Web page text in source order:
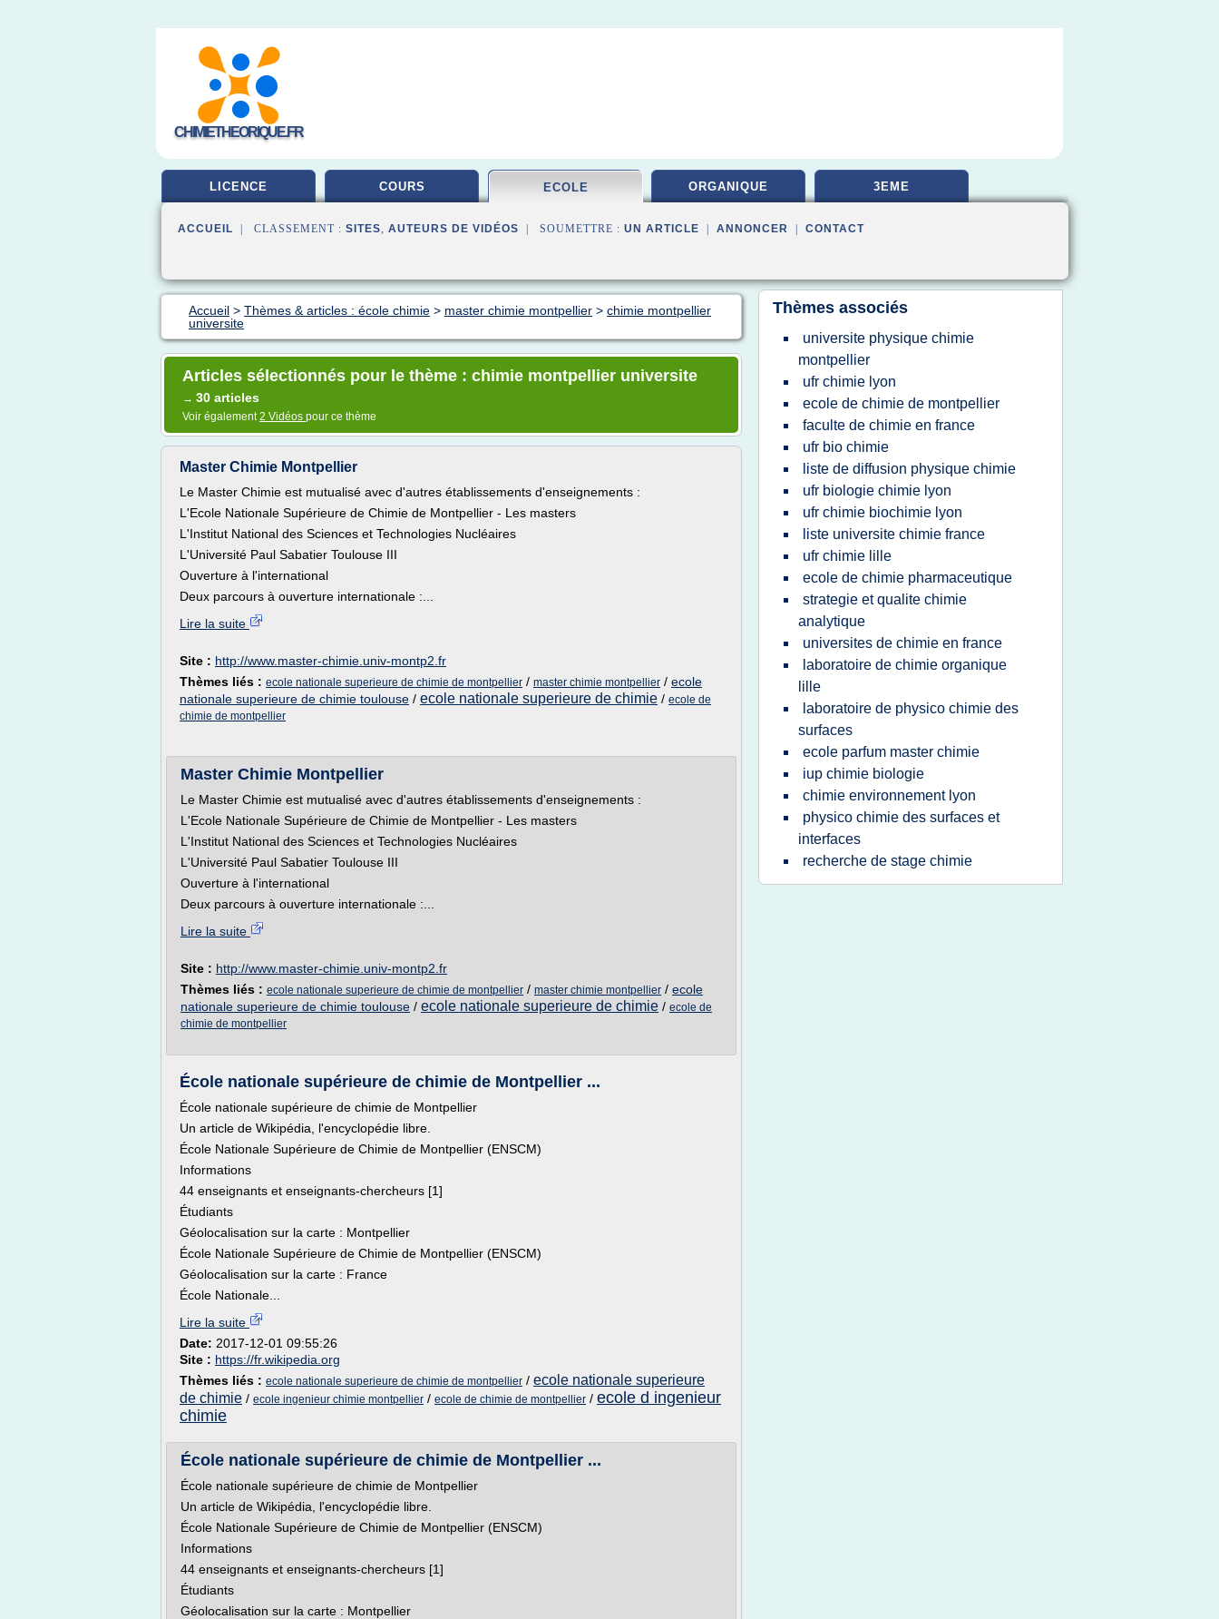
CHIMIETHEORIQUE.FR
LICENCE COURS ECOLE ORGANIQUE 3EME
ACCUEIL | CLASSEMENT : SITES, AUTEURS DE VIDÉOS | SOUMETTRE : UN ARTICLE ANNONCER CONTACT
Accueil > Thèmes & articles : école chimie > master chimie montpellier > chimie montpellier
universite
Articles sélectionnés pour le thème : chimie montpellier universite
→ 30 articles
Voir également2 Vidéos pour ce thème
Master Chimie Montpellier
Le Master Chimie est mutualisé avec d'autres établissements d'enseignements :
L'Ecole Nationale Supérieure de Chimie de Montpellier - Les masters
L'Institut National des Sciences et Technologies Nucléaires
L'Université Paul Sabatier Toulouse III
Ouverture à l'international
Deux parcours à ouverture internationale :...
Lire la suite
Site : http://www.master-chimie.univ-montp2.fr
Thèmes liés : ecole nationale superieure de chimie de montpellier / master chimie montpellier / ecole
nationale superieure de chimie toulouse / ecole nationale superieure de chimie / ecole de
chimie de montpellier
Master Chimie Montpellier
Le Master Chimie est mutualisé avec d'autres établissements d'enseignements :
L'Ecole Nationale Supérieure de Chimie de Montpellier - Les masters
L'Institut National des Sciences et Technologies Nucléaires
L'Université Paul Sabatier Toulouse III
Ouverture à l'international
Deux parcours à ouverture internationale :...
Lire la suite
Site : http://www.master-chimie.univ-montp2.fr
Thèmes liés : ecole nationale superieure de chimie de montpellier / master chimie montpellier / ecole
nationale superieure de chimie toulouse / ecole nationale superieure de chimie / ecole de
chimie de montpellier
École nationale supérieure de chimie de Montpellier ...
École nationale supérieure de chimie de Montpellier
Un article de Wikipédia, l'encyclopédie libre.
École Nationale Supérieure de Chimie de Montpellier (ENSCM)
Informations
44 enseignants et enseignants-chercheurs [1]
Étudiants
Géolocalisation sur la carte : Montpellier
École Nationale Supérieure de Chimie de Montpellier (ENSCM)
Géolocalisation sur la carte : France
École Nationale...
Lire la suite
Date: 2017-12-01 09:55:26
Site : https://fr.wikipedia.org
Thèmes liés : ecole nationale superieure de chimie de montpellier / ecole nationale superieure
de chimie / ecole ingenieur chimie montpellier / ecole de chimie de montpellier / ecole d ingenieur
chimie
École nationale supérieure de chimie de Montpellier ...
École nationale supérieure de chimie de Montpellier
Un article de Wikipédia, l'encyclopédie libre.
École Nationale Supérieure de Chimie de Montpellier (ENSCM)
Informations
44 enseignants et enseignants-chercheurs [1]
Étudiants
Géolocalisation sur la carte : Montpellier
Thèmes associés
universite physique chimie
montpellier
ufr chimie lyon
ecole de chimie de montpellier
faculte de chimie en france
ufr bio chimie
liste de diffusion physique chimie
ufr biologie chimie lyon
ufr chimie biochimie lyon
liste universite chimie france
ufr chimie lille
ecole de chimie pharmaceutique
strategie et qualite chimie
analytique
universites de chimie en france
laboratoire de chimie organique
lille
laboratoire de physico chimie des
surfaces
ecole parfum master chimie
iup chimie biologie
chimie environnement lyon
physico chimie des surfaces et
interfaces
recherche de stage chimie